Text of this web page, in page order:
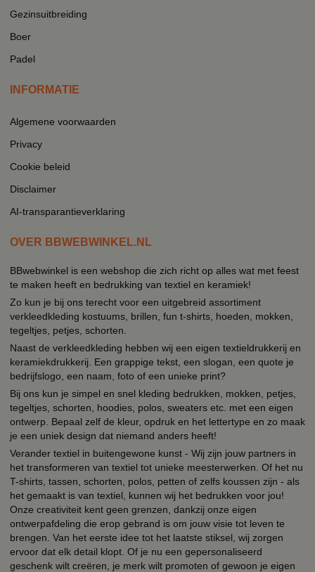
Gezinsuitbreiding
Boer
Padel
INFORMATIE
Algemene voorwaarden
Privacy
Cookie beleid
Disclaimer
AI-transparantieverklaring
OVER BBWEBWINKEL.NL
BBwebwinkel is een webshop die zich richt op alles wat met feest
te maken heeft en bedrukking van textiel en keramiek!
Zo kun je bij ons terecht voor een uitgebreid assortiment
verkleedkleding kostuums, brillen, fun t-shirts, hoeden, mokken,
tegeltjes, petjes, schorten.
Naast de verkleedkleding hebben wij een eigen textieldrukkerij en
keramiekdrukkerij. Een grappige tekst, een slogan, een quote je
bedrijfslogo, een naam, foto of een unieke print?
Bij ons kun je simpel en snel kleding bedrukken, mokken, petjes,
tegeltjes, schorten, hoodies, polos, sweaters etc. met een eigen
ontwerp. Bepaal zelf de kleur, opdruk en het lettertype en zo maak
je een uniek design dat niemand anders heeft!
Verander textiel in buitengewone kunst - Wij zijn jouw partners in
het transformeren van textiel tot unieke meesterwerken. Of het nu
T-shirts, tassen, schorten, polos, petten of zelfs koussen zijn - als
het gemaakt is van textiel, kunnen wij het bedrukken voor jou!
Onze creativiteit kent geen grenzen, dankzij onze eigen
ontwerpafdeling die erop gebrand is om jouw visie tot leven te
brengen. Van het eerste idee tot het laatste stiksel, wij zorgen
ervoor dat elk detail klopt. Of je nu een gepersonaliseerd
geschenk wilt creëren, je merk wilt promoten of gewoon je eigen